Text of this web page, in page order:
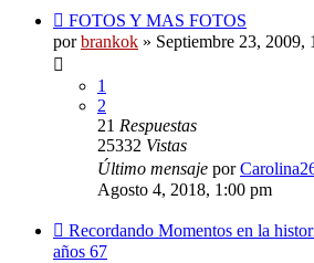
FOTOS Y MAS FOTOS
porbrankok » Septiembre 23, 2009,
1
2
21 Respuestas
25332 Vistas
Último mensaje por
Agosto 4, 2018, 1:00 pm
Recordando Momentos en la
años 67